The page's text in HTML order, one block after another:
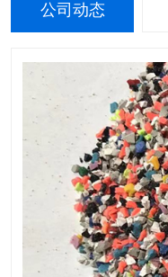
公司动态